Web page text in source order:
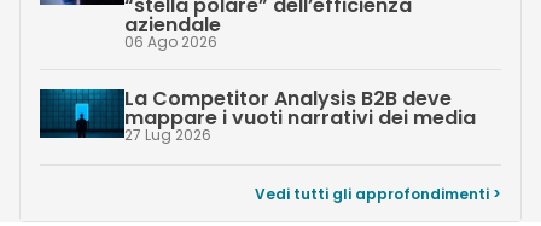
aziendale
06 Ago 2026
La Competitor Analysis B2B deve
mappare i vuoti narrativi dei media
27 Lug 2026
Vedi tutti gli approfondimenti >